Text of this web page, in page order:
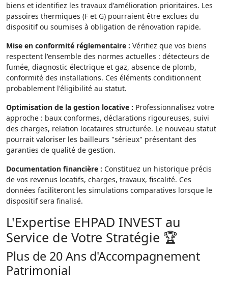
biens et identifiez les travaux d'amélioration prioritaires. Les
passoires thermiques (F et G) pourraient être exclues du
dispositif ou soumises à obligation de rénovation rapide.
Mise en conformité réglementaire : Vérifiez que vos biens
respectent l'ensemble des normes actuelles : détecteurs de
fumée, diagnostic électrique et gaz, absence de plomb,
conformité des installations. Ces éléments conditionnent
probablement l'éligibilité au statut.
Optimisation de la gestion locative : Professionnalisez votre
approche : baux conformes, déclarations rigoureuses, suivi
des charges, relation locataires structurée. Le nouveau statut
pourrait valoriser les bailleurs "sérieux" présentant des
garanties de qualité de gestion.
Documentation financière : Constituez un historique précis
de vos revenus locatifs, charges, travaux, fiscalité. Ces
données faciliteront les simulations comparatives lorsque le
dispositif sera finalisé.
L'Expertise EHPAD INVEST au
Service de Votre Stratégie 🏆
Plus de 20 Ans d'Accompagnement
Patrimonial